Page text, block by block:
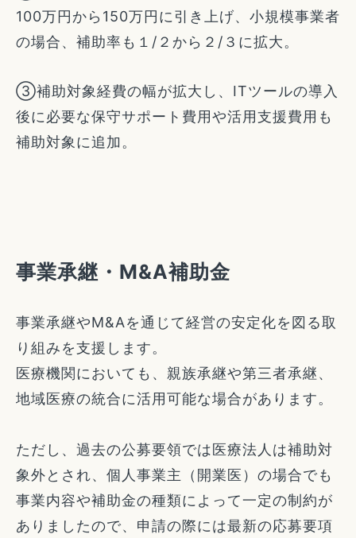
100万円から150万円に引き上げ、小規模事業者
の場合、補助率も１/２から２/３に拡大。
③補助対象経費の幅が拡大し、ITツールの導入
後に必要な保守サポート費用や活用支援費用も
補助対象に追加。
事業承継・M&A補助金
事業承継やM&Aを通じて経営の安定化を図る取
り組みを支援します。
医療機関においても、親族承継や第三者承継、
地域医療の統合に活用可能な場合があります。
ただし、過去の公募要領では医療法人は補助対
象外とされ、個人事業主（開業医）の場合でも
事業内容や補助金の種類によって一定の制約が
ありましたので、申請の際には最新の応募要項